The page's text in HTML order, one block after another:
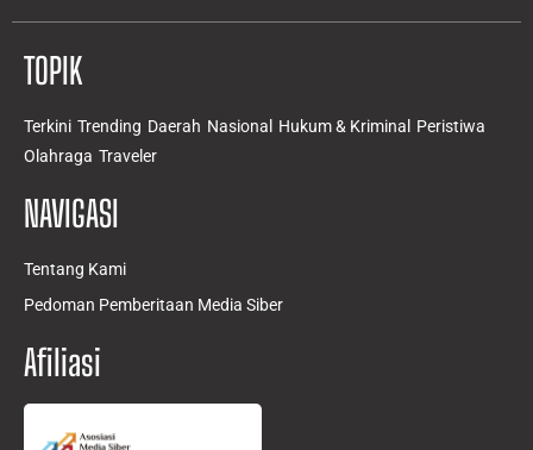
TOPIK
Terkini Trending Daerah Nasional Hukum & Kriminal
Peristiwa
Olahraga Traveler
NAVIGASI
Tentang Kami
Pedoman Pemberitaan Media Siber
Afiliasi